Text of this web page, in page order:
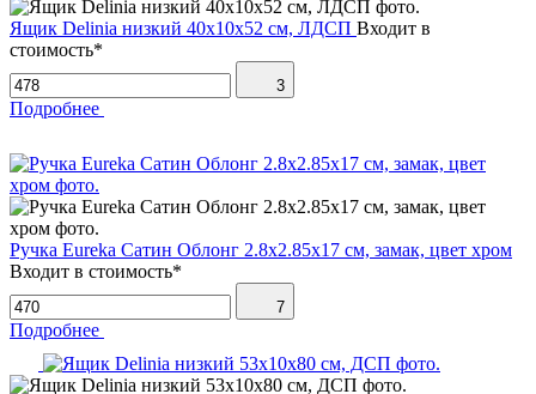
Ящик Delinia низкий 40х10х52 см, ЛДСП Входит в
стоимость*
3
Подробнее
Ручка Eureka Сатин Облонг 2.8х2.85х17 см, замак, цвет хром
Входит в стоимость*
7
Подробнее